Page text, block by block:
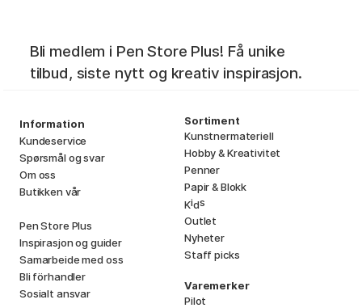
Bli medlem i Pen Store Plus! Få unike
tilbud, siste nytt og kreativ inspirasjon.
Information
Kundeservice
Spørsmål og svar
Om oss
Butikken vår
Pen Store Plus
Inspirasjon og guider
Samarbeide med oss
Bli förhandler
Sosialt ansvar
Sortiment
Kunstnermateriell
Hobby & Kreativitet
Penner
Papir & Blokk
Kids
Outlet
Nyheter
Staff picks
Varemerker
Pilot